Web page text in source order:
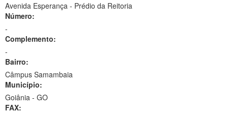
Avenida Esperança - Prédio da Reitoria
Número:
-
Complemento:
-
Bairro:
Câmpus Samambaia
Município:
Goiânia - GO
FAX: